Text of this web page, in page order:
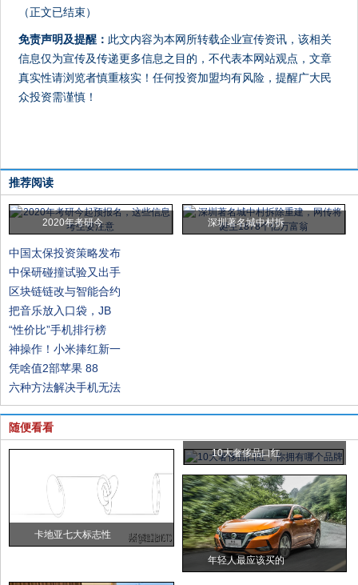
（正文已结束）
免责声明及提醒： 此文内容为本网所转载企业宣传资讯，该相关
信息仅为宣传及传递更多信息之目的，不代表本网站观点，文章
真实性请浏览者慎重核实！任何投资加盟均有风险，提醒广大民
众投资需谨慎！
推荐阅读
2020年考研今 深圳著名城中村拆
中国太保投资策略发布
中保研碰撞试验又出手
区块链链改与智能合约
把音乐放入口袋，JB
“性价比”手机排行榜
神操作！小米捧红新一
凭啥值2部苹果 88
六种方法解决手机无法
随便看看
卡地亚七大标志性
10大奢侈品口红
年轻人最应该买的